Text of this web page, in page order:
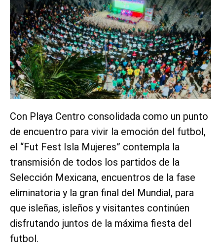
Con Playa Centro consolidada como un punto
de encuentro para vivir la emoción del futbol,
el “Fut Fest Isla Mujeres” contempla la
transmisión de todos los partidos de la
Selección Mexicana, encuentros de la fase
eliminatoria y la gran final del Mundial, para
que isleñas, isleños y visitantes continúen
disfrutando juntos de la máxima fiesta del
futbol.